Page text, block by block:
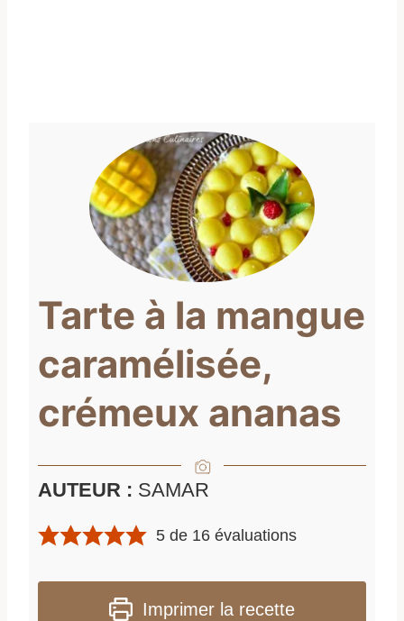
Tarte à la mangue
caramélisée,
crémeux ananas
AUTEUR : SAMAR
5 de 16 évaluations
Imprimer la recette